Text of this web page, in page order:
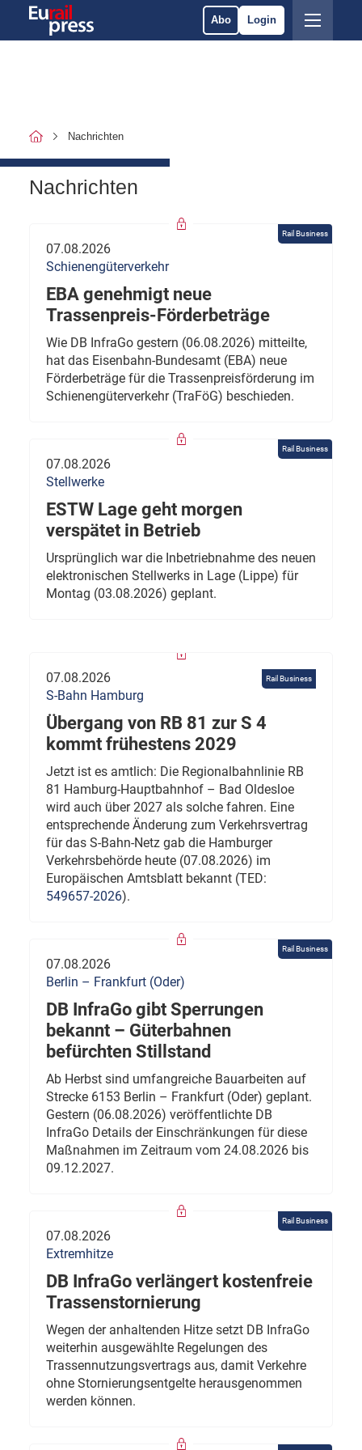
Abo Login
Nachrichten
Nachrichten
Rail Business
07.08.2026
Schienengüterverkehr
EBA genehmigt neue
Trassenpreis-Förderbeträge
Wie DB InfraGo gestern (06.08.2026) mitteilte,
hat das Eisenbahn-Bundesamt (EBA) neue
Förderbeträge für die Trassenpreisförderung im
Schienengüterverkehr (TraFöG) beschieden.
Rail Business
07.08.2026
Stellwerke
ESTW Lage geht morgen
verspätet in Betrieb
Ursprünglich war die Inbetriebnahme des neuen
elektronischen Stellwerks in Lage (Lippe) für
Montag (03.08.2026) geplant.
Rail Business
07.08.2026
S-Bahn Hamburg
Übergang von RB 81 zur S 4
kommt frühestens 2029
Jetzt ist es amtlich: Die Regionalbahnlinie RB
81 Hamburg-Hauptbahnhof – Bad Oldesloe
wird auch über 2027 als solche fahren. Eine
entsprechende Änderung zum Verkehrsvertrag
für das S-Bahn-Netz gab die Hamburger
Verkehrsbehörde heute (07.08.2026) im
Europäischen Amtsblatt bekannt (TED:
549657-2026).
Rail Business
07.08.2026
Berlin – Frankfurt (Oder)
DB InfraGo gibt Sperrungen
bekannt – Güterbahnen
befürchten Stillstand
Ab Herbst sind umfangreiche Bauarbeiten auf
Strecke 6153 Berlin – Frankfurt (Oder) geplant.
Gestern (06.08.2026) veröffentlichte DB
InfraGo Details der Einschränkungen für diese
Maßnahmen im Zeitraum vom 24.08.2026 bis
09.12.2027.
Rail Business
07.08.2026
Extremhitze
DB InfraGo verlängert kostenfreie
Trassenstornierung
Wegen der anhaltenden Hitze setzt DB InfraGo
weiterhin ausgewählte Regelungen des
Trassennutzungsvertrags aus, damit Verkehre
ohne Stornierungsentgelte herausgenommen
werden können.